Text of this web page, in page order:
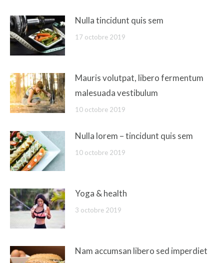
Nulla tincidunt quis sem
17 octobre 2019
Mauris volutpat, libero fermentum
malesuada vestibulum
10 octobre 2019
Nulla lorem – tincidunt quis sem
10 octobre 2019
Yoga & health
3 octobre 2019
Nam accumsan libero sed imperdiet